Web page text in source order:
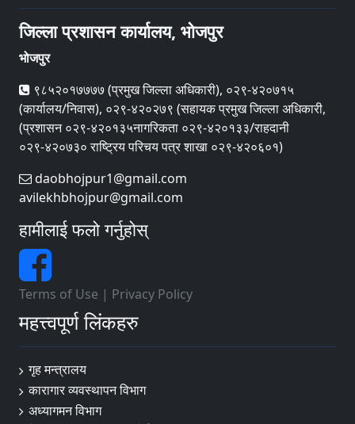
जिल्ला प्रशासन कार्यालय, भोजपुर
भोजपुर
९८५२०१७७७७ (प्रमुख जिल्ला अधिकारी), ०२९-४२०७१५
(कार्यालय/निवास), ०२९-४२०२७९ (सहायक प्रमुख जिल्ला अधिकारी,
(प्रशासन ०२९-४२०१३५नागरिकता ०२९-४२०१३३/राहदानी
०२९-४२०७३० राष्ट्रिय परिचय पत्र शाखा ०२९-४२०६०१)
daobhojpur1@gmail.com
avilekhbhojpur@gmail.com
हामीलाई फलो गर्नुहोस्
Terms of Use | Privacy Policy
महत्त्वपूर्ण लिंकहरु
गृह मन्त्रालय
कारागार व्यवस्थापन विभाग
अध्यागमन विभाग